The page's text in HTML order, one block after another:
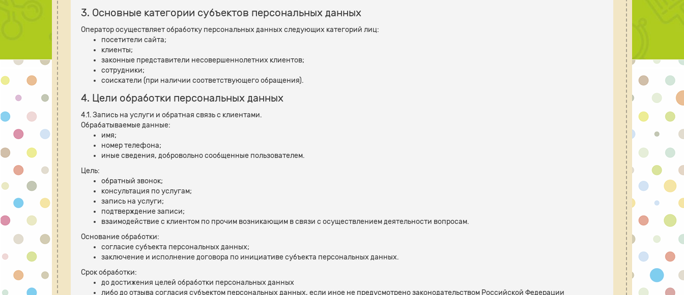
3. Основные категории субъектов персональных данных
Оператор осуществляет обработку персональных данных следующих категорий лиц:
посетители сайта;
клиенты;
законные представители несовершеннолетних клиентов;
сотрудники;
соискатели (при наличии соответствующего обращения).
4. Цели обработки персональных данных
4.1. Запись на услуги и обратная связь с клиентами.
Обрабатываемые данные:
имя;
номер телефона;
иные сведения, добровольно сообщенные пользователем.
Цель:
обратный звонок;
консультация по услугам;
запись на услуги;
подтверждение записи;
взаимодействие с клиентом по прочим возникающим в связи с осуществлением деятельности вопросам.
Основание обработки:
согласие субъекта персональных данных;
заключение и исполнение договора по инициативе субъекта персональных данных.
Срок обработки:
до достижения целей обработки персональных данных
либо до отзыва согласия субъектом персональных данных, если иное не предусмотрено законодательством Российской Федерации